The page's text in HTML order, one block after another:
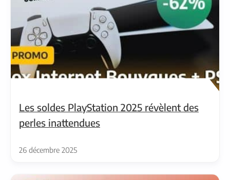
Les soldes PlayStation 2025 révèlent des
perles inattendues
26 décembre 2025